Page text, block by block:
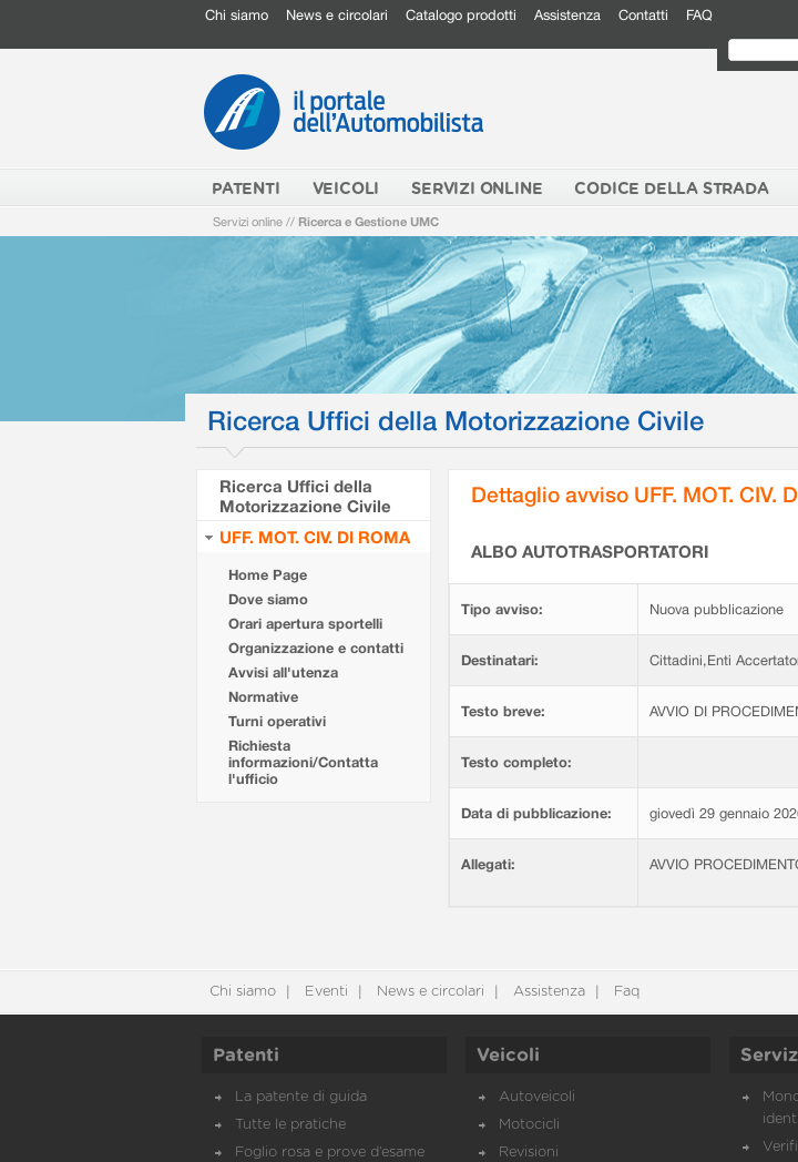
Chi siamo News e circolari Catalogo prodotti Assistenza Contatti FAQ
PATENTI VEICOLI SERVIZI ONLINE CODICE DELLA STRADA
Servizi online // Ricerca e Gestione UMC
Ricerca Uffici della Motorizzazione Civile
Ricerca Uffici della
Motorizzazione Civile
UFF. MOT. CIV. DI ROMA
Home Page
Dove siamo
Orari apertura sportelli
Organizzazione e contatti
Avvisi all'utenza
Normative
Turni operativi
Richiesta
informazioni/Contatta
l'ufficio
Dettaglio avviso UFF. MOT. CIV.
ALBO AUTOTRASPORTATORI
Tipo avviso: Nuova pubblicazione
Destinatari: Cittadini,Enti
Testo breve: AVVIO DI
Testo completo:
Data di pubblicazione: giovedì 29 gennaio
Allegati: AVVIO
Chi siamo Eventi News e circolari Assistenza Faq
Patenti
La patente di guida
Tutte le pratiche
Foglio rosa e prove d’esame
Veicoli
Autoveicoli
Motocicli
Revisioni